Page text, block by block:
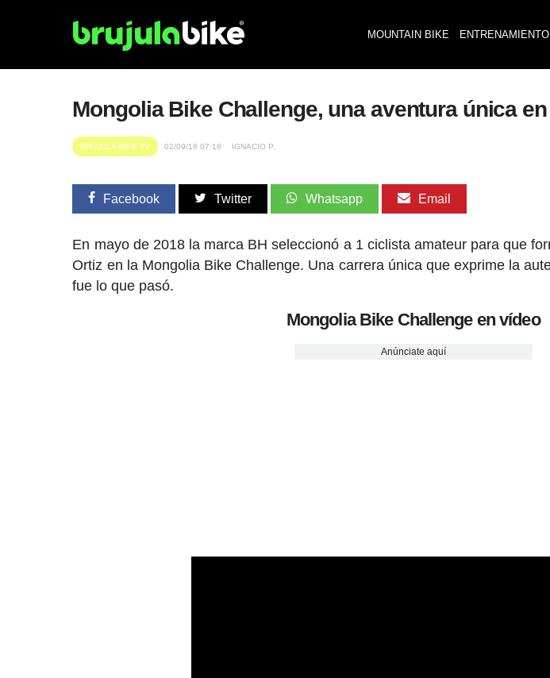
MOUNTAIN BIKE ENTRENAMIENTO
Mongolia Bike Challenge, una aventura única
BRÚJULA BIKE TV 02/09/18 07:18 IGNACIO P.
Facebook Twitter Whatsapp Email
En mayo de 2018 la marca BH seleccionó a 1 ciclista amateur para que
Ortiz en la Mongolia Bike Challenge. Una carrera única que exprime la
fue lo que pasó.
Mongolia Bike Challenge en vídeo
Anúnciate aquí